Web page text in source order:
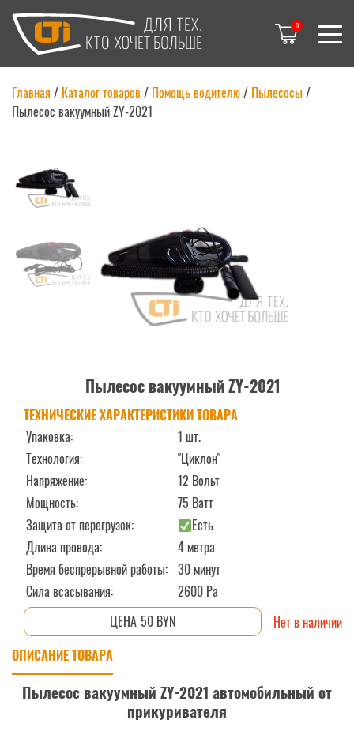
0
Главная / Каталог товаров/ Помощь водителю/ Пылесосы/
Пылесос вакуумный ZY-2021
Пылесос вакуумный ZY-2021
ТЕХНИЧЕСКИЕ ХАРАКТЕРИСТИКИ ТОВАРА
Упаковка:
1 шт.
Технология:
"Циклон"
Напряжение:
12 Вольт
Мощность:
75 Ватт
Защита от перегрузок:
Есть
Длина провода:
4 метра
Время беспрерывной работы: 30 минут
Сила всасывания:
2600 Ра
50 BYN
Нет в наличии
ОПИСАНИЕ ТОВАРА
Пылесос вакуумный ZY-2021 автомобильный от
прикуривателя